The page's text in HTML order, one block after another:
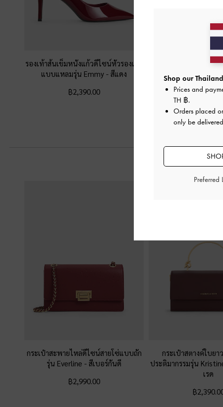
รองเท้าส้นเข็มหนังแก้วดีไซน์หัวรองเท้า
แบบแหลมรุ่น Emmy-สีแดง
฿2,390.00
รองเท้าแตะส้นเข็มหั
หน้าเท้า
฿
กระเป๋าสะพายไหล่ดีไซน์สายโซ่แบบถัก
รุ่น Everline-สีเบอร์กันดี
฿2,990.00
กระเป๋าสตางค์ใบย
ประติมากรรมรุ่น
เรด
฿
Shop our
Prices and
TH ฿.
Orders placed
only be
Preferred